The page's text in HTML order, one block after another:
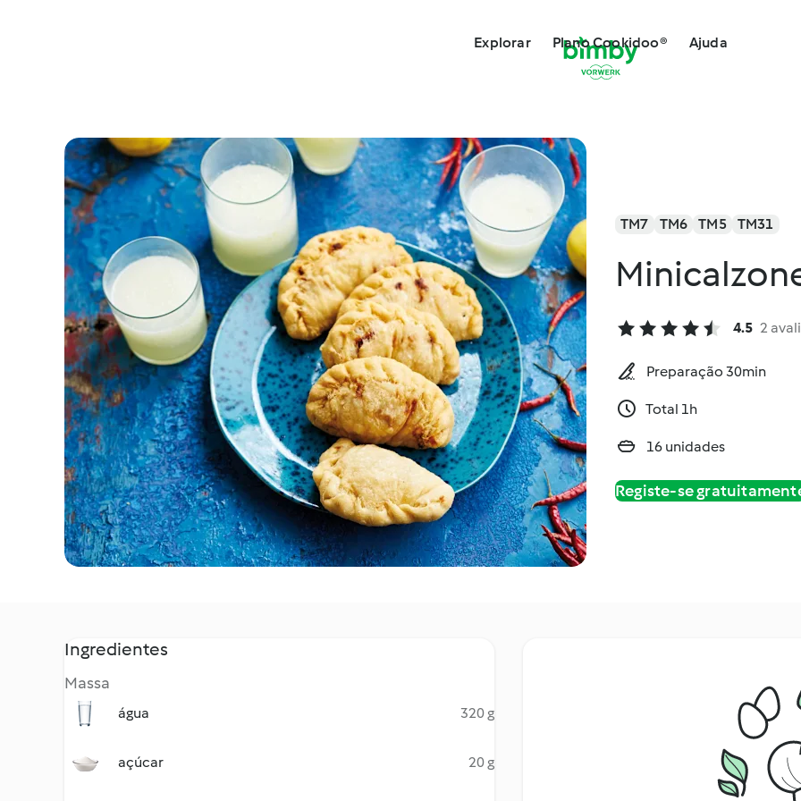
Explorar Plano Cookidoo® Ajuda
TM7 TM6 TM5 TM31
4.5 2
Preparação 30min
Total 1h
16 unidades
Registe-se
Ingredientes
Massa
água 320 g
açúcar 20 g